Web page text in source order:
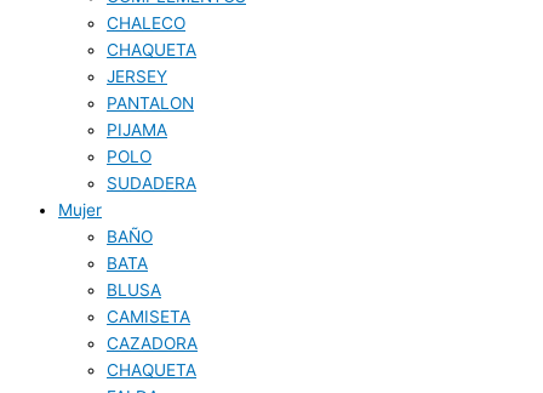
CHALECO
CHAQUETA
JERSEY
PANTALON
PIJAMA
POLO
SUDADERA
Mujer
BAÑO
BATA
BLUSA
CAMISETA
CAZADORA
CHAQUETA